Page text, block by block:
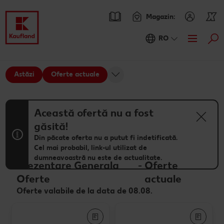
Magazin:
Prezentare Generala Oferte
Catalogul actual
Cupoane XTRA
Oferte Parteneri Kaufland Card XTRA
Reduceri de categorie
Sortiment
Noile noastre branduri au sosit NOU
Sortiment tematic
Atât de ieftin
Prospețime în fiecare zi
Rețete
Caută o rețetă
Rețete cu pește
Noutăți
Ieftin si bun
Blog
RO
Astăzi Oferte actuale
Această ofertă nu a fost
găsită!
Din păcate oferta nu a putut fi indetificată.
Cel mai probabil, link-ul utilizat de
dumneavoastră nu este de actualitate.
Prezentare Generala
Oferte
- Oferte
actuale
Oferte valabile de la data de 08.08.